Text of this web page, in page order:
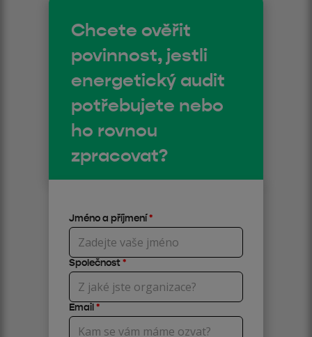
Chcete ověřit
povinnost, jestli
energetický audit
potřebujete nebo
ho rovnou
zpracovat?
Jméno a příjmení*
Společnost*
Email*